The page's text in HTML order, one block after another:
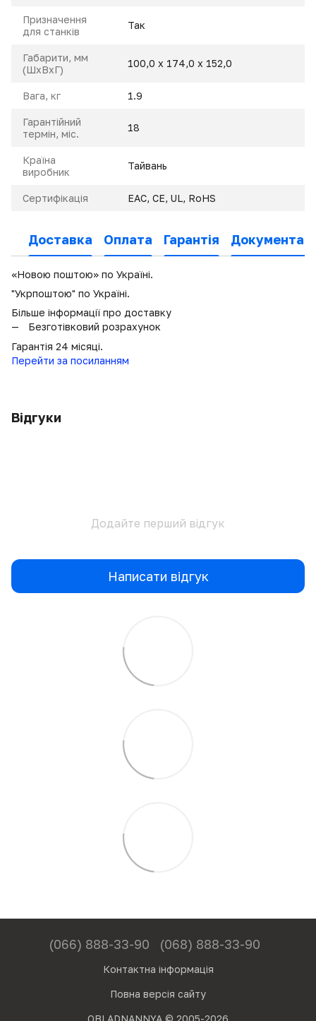
Призначення
для станків
Так
Габарити, мм
(ШхВхГ)
100,0 х 174,0 х 152,0
Вага, кг 1.9
Гарантійний
термін, міс.
18
Країна
виробник
Тайвань
Сертифікація EAC, CE, UL, RoHS
Доставка Оплата Гарантія
«Новою поштою» по Україні.
"Укрпоштою" по Україні.
Більше інформації про доставку
Безготівковий розрахунок
Гарантія 24 місяці.
Перейти за посиланням
Відгуки
Додайте перший відгук
Написати відгук
(066) 888-33-90 (068) 888-33-90
Контактна інформація
Повна версія сайту
OBLADNANNYA © 2005-2026